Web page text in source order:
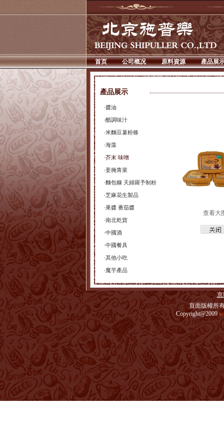
首页 公司概况 原料資源 產品展
產品展示
·醬油
·醋調味汁
·米麵豆薯粉條
·海藻
·芥末 味噌
·姜腌青菜
·麵包糠 天婦羅予制粉
·芝麻花生製品
·果醬 番茄醬
·南北乾貨
·中國酒
·中國餐具
·其他小吃
·魔芋產品
查看大
京
頁面版權所
Copyright@2009